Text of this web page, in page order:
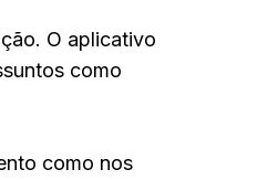
O aplicativo
como
como nos